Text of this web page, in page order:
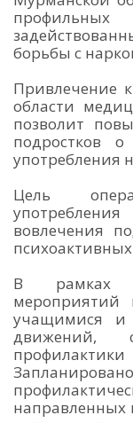
борьбы с
Привлечение
области
позволит
подростков о
употребления
Цель
вовлечения
В рамках
мероприятий
учащимися и
движений,
направленных